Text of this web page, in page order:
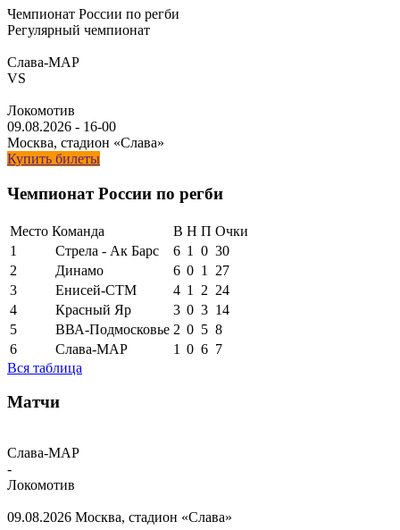
Чемпионат России по регби
Регулярный чемпионат
Слава-МАР
VS
Локомотив
09.08.2026 - 16-00
Москва, стадион «Слава»
Купить билеты
Чемпионат России по регби
Место Команда В Н П Очки
1
Стрела - Ак Барс 6 1 0 30
2
Динамо 6 0 1
27
3
Енисей-СТМ 4 1 2 24
4
Красный Яр 3 0 3 14
5
ВВА-Подмосковье 2 0 5 8
6
Слава-МАР 1 0 6 7
Вся таблица
Матчи
Слава-МАР
-
Локомотив
09.08.2026 Москва, стадион «Слава»